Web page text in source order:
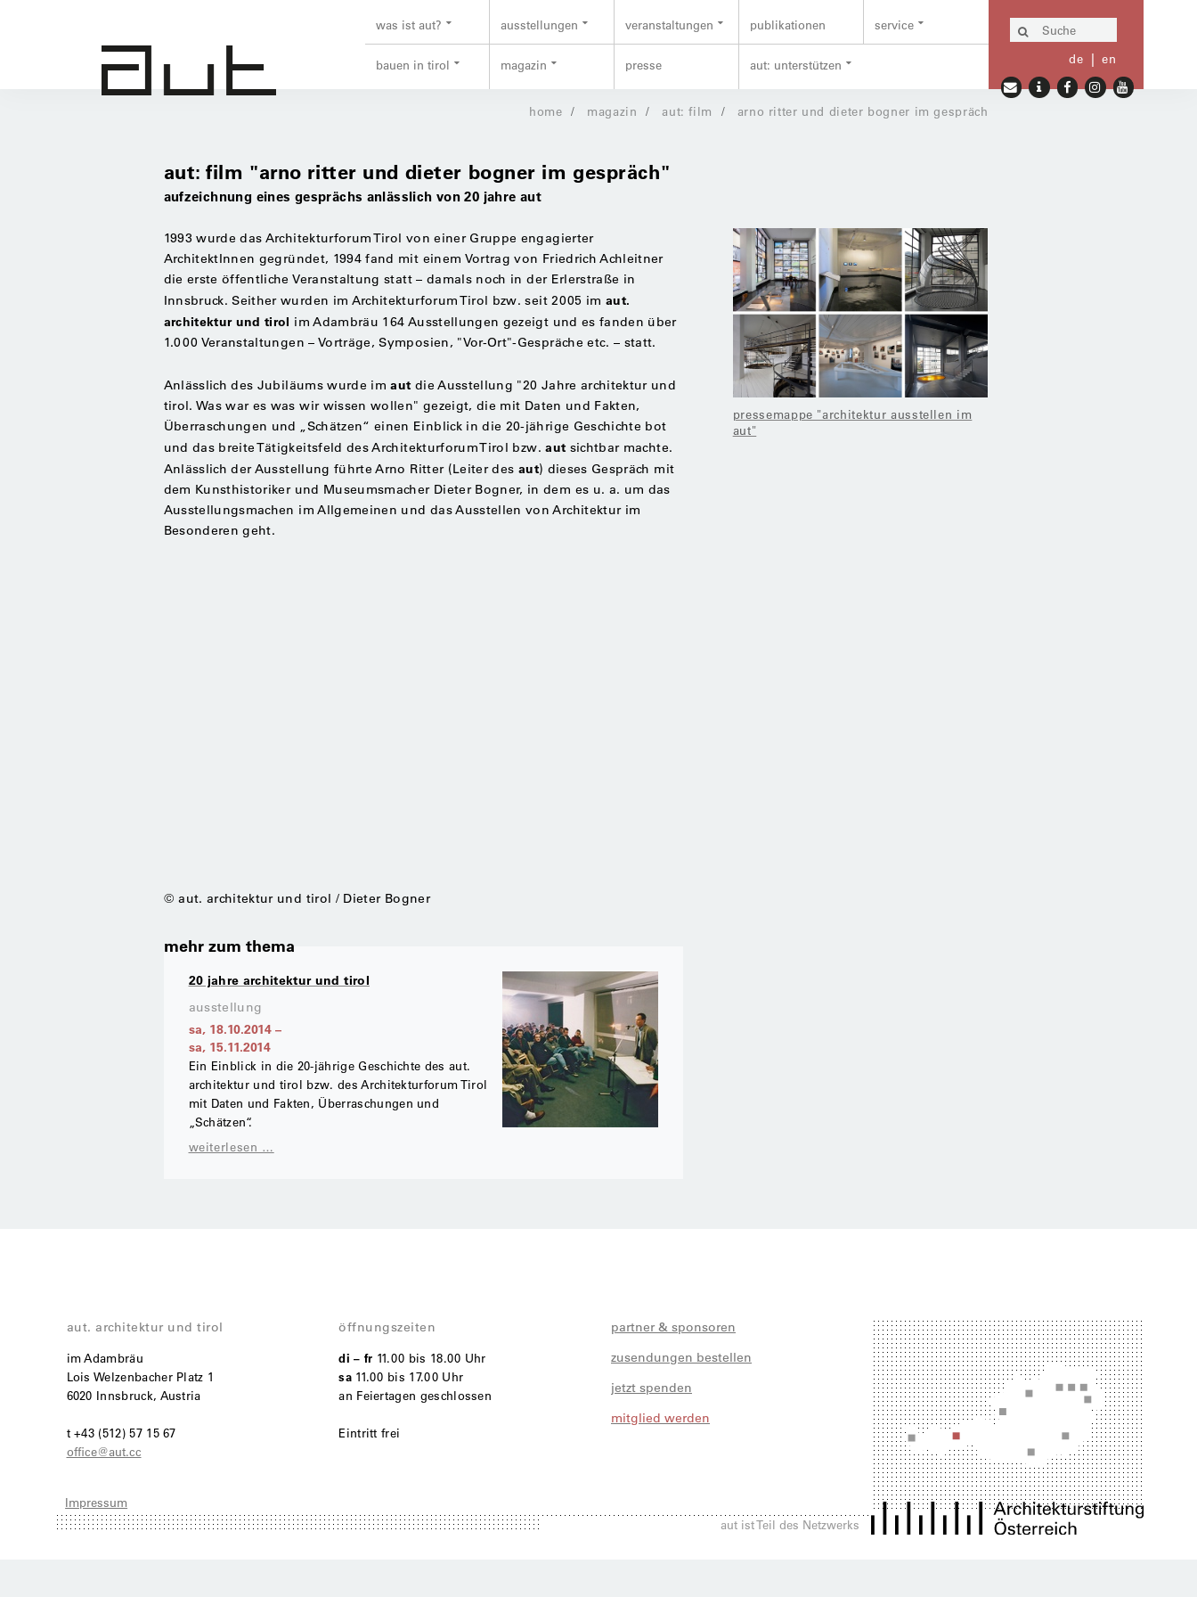
de en
was ist aut? ausstellungen veranstaltungen publikationen service
bauen in tirol magazin presse aut: unterstützen
home magazin aut: film arno ritter und dieter bogner im gespräch
aut: film "arno ritter und dieter bogner im gespräch"
aufzeichnung eines gesprächs anlässlich von 20 jahre aut
1993 wurde das Architekturforum Tirol von einer Gruppe engagierter
ArchitektInnen gegründet, 1994 fand mit einem Vortrag von Friedrich Achleitner
die erste öffentliche Veranstaltung statt – damals noch in der Erlerstraße in
Innsbruck. Seither wurden im Architekturforum Tirol bzw. seit 2005 imaut.
architektur und tirol im Adambräu 164 Ausstellungen gezeigt und es fanden über
1.000 Veranstaltungen – Vorträge, Symposien, "Vor-Ort"-Gespräche etc. – statt.
Anlässlich des Jubiläums wurde imautdie Ausstellung "20 Jahre architektur und
tirol. Was war es was wir wissen wollen" gezeigt, die mit Daten und Fakten,
Überraschungen und „Schätzen“ einen Einblick in die 20-jährige Geschichte bot
und das breite Tätigkeitsfeld des Architekturforum Tirol bzw.autsichtbar machte.
Anlässlich der Ausstellung führte Arno Ritter (Leiter des aut) dieses Gespräch mit
dem Kunsthistoriker und Museumsmacher Dieter Bogner, in dem es u. a. um das
Ausstellungsmachen im Allgemeinen und das Ausstellen von Architektur im
Besonderen geht.
© aut. architektur und tirol / Dieter Bogner
mehr zum thema
20 jahre architektur und tirol
ausstellung
sa, 18.10.2014–
sa, 15.11.2014
Ein Einblick in die 20-jährige Geschichte des aut.
architektur und tirol bzw. des Architekturforum Tirol
mit Daten und Fakten, Überraschungen und
„Schätzen“.
weiterlesen …
pressemappe "architektur ausstellen im
aut"
aut. architektur und tirol
im Adambräu
Lois Welzenbacher Platz 1
6020 Innsbruck, Austria
t +43 (512) 57 15 67
office@aut.cc
öffnungszeiten
di – fr 11.00 bis 18.00 Uhr
sa11.00 bis 17.00 Uhr
an Feiertagen geschlossen
Eintritt frei
partner & sponsoren
zusendungen bestellen
jetzt spenden
mitglied werden
Impressum
aut ist Teil des Netzwerks